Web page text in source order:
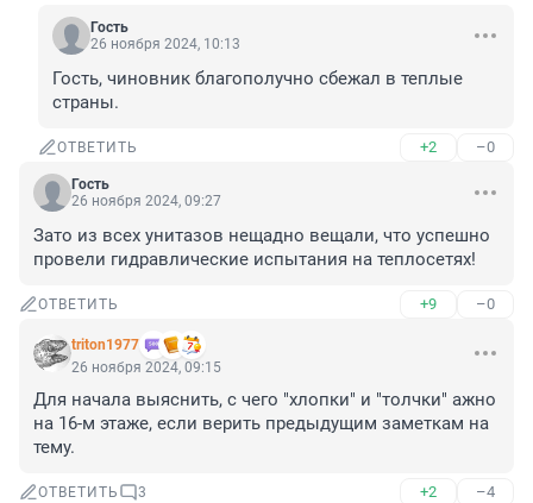
Гость
26 ноября 2024, 10:13
Гость, чиновник благополучно сбежал в теплые
страны.
ОТВЕТИТЬ +2 –0
Гость
26 ноября 2024, 09:27
Зато из всех унитазов нещадно вещали, что успешно
провели гидравлические испытания на теплосетях!
ОТВЕТИТЬ +9 –0
triton1977
26 ноября 2024, 09:15
Для начала выяснить, с чего "хлопки" и "толчки" ажно
на 16-м этаже, если верить предыдущим заметкам на
тему.
ОТВЕТИТЬ 3 +2 –4